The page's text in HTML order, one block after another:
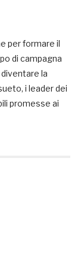
per formare il
di campagna
la
i leader dei
promesse ai